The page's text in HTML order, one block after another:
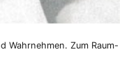
Wahrnehmen. Zum Raum-